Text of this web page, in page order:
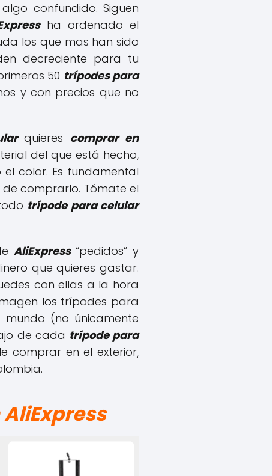
confundido. Siguen
ha ordenado el
los que mas han sido
decreciente para tu
50 trípodes para
y con precios que no
quieres comprar en
del que está hecho,
color. Es fundamental
comprarlo. Tómate el
trípode para celular
AliExpress“pedidos” y
que quieres gastar.
con ellas a la hora
los trípodes para
(no únicamente
de cada trípode para
comprar en el exterior,